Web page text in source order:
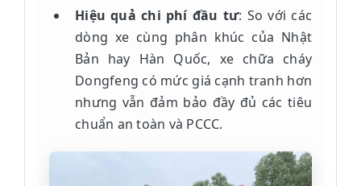
Hiệu quả chi phí đầu tư: So với các
dòng xe cùng phân khúc của Nhật
Bản hay Hàn Quốc, xe chữa cháy
Dongfeng có mức giá cạnh tranh hơn
nhưng vẫn đảm bảo đầy đủ các tiêu
chuẩn an toàn và PCCC.